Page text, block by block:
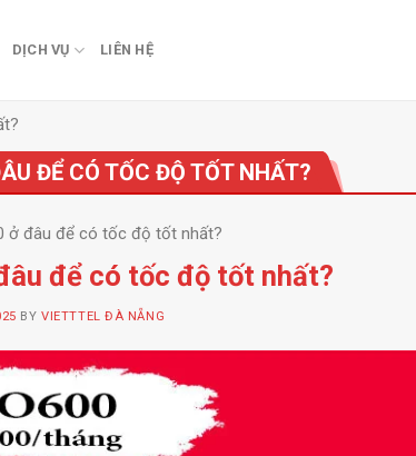
DỊCH VỤ LIÊN HỆ
ĐỂ CÓ TỐC ĐỘ TỐT NHẤT?
ở đâu để có tốc độ tốt nhất?
để có tốc độ tốt nhất?
BYVIETTTEL ĐÀ NẴNG